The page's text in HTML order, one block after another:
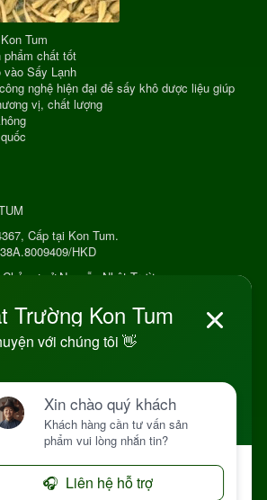
Tum
phẩm chất tốt
Sấy Lạnh
nghệ hiện đại để sấy khô dược liệu giúp
vị, chất lượng
Cấp tại Kon Tum.
HKD
Chủ cơ sở Nguyễn Nhật Trường
Hữu Cơ:Khu 37 Hộ Xã Măng Đen Tỉnh
TẠI NHẬT BẢN